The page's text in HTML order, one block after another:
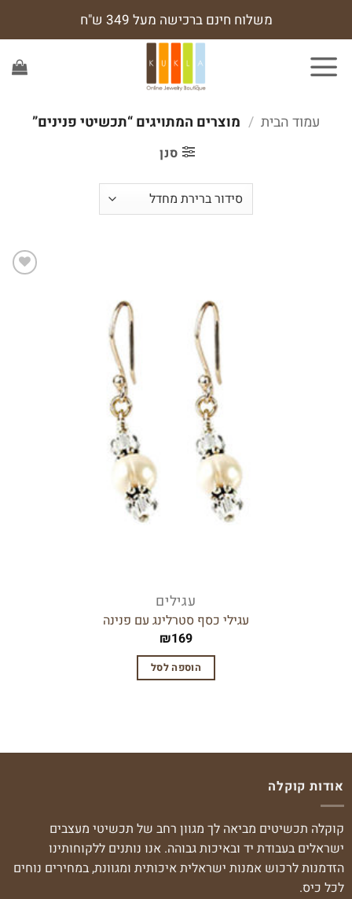
משלוח חינם ברכישה מעל 349 ש"ח
עמוד הבית / מוצרים המתויגים “תכשיטי פנינים”
סנן
עגילים
עגילי כסף סטרלינג עם פנינה
₪169
הוספה לסל
אודות קוקלה
קוקלה תכשיטים מביאה לך מגוון רחב של תכשיטי מעצבים
ישראלים בעבודת יד ובאיכות גבוהה. אנו נותנים ללקוחותינו
הזדמנות לרכוש אמנות ישראלית איכותית ומגוונת, במחירים נוחים
לכל כיס.